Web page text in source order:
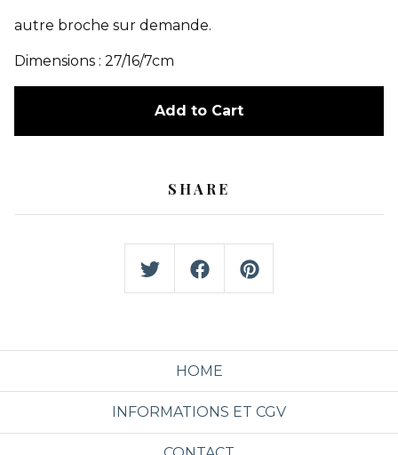
autre broche sur demande.
Dimensions : 27/16/7cm
Add to Cart
SHARE
HOME
INFORMATIONS ET CGV